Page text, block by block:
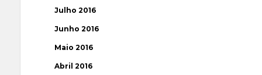
Julho 2016
Junho 2016
Maio 2016
Abril 2016